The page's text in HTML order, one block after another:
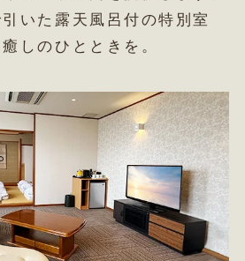
いた露天風呂付の特別室
しのひとときを。